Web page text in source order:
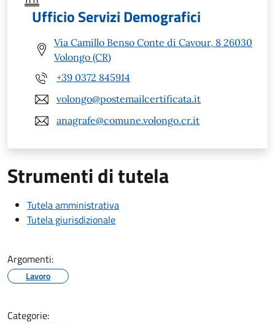
Ufficio Servizi Demografici
Via Camillo Benso Conte di Cavour, 8 26030
Volongo (CR)
+39 0372 845914
volongo@postemailcertificata.it
anagrafe@comune.volongo.cr.it
Strumenti di tutela
Tutela amministrativa
Tutela giurisdizionale
Argomenti:
Lavoro
Categorie: